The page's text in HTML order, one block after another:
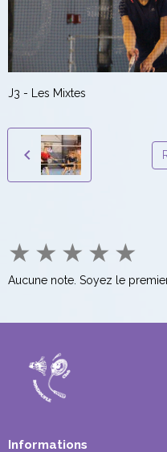
J3 - Les Mixtes
★ ★ ★ ★ ★
Aucune note. Soyez le
Informations